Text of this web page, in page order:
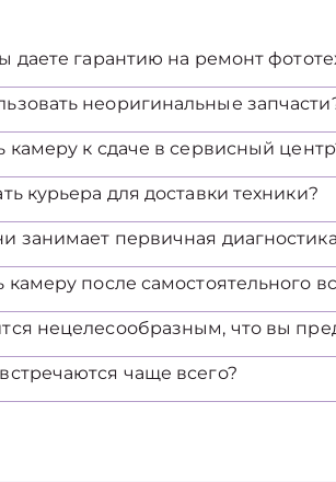
даете гарантию на ремонт
неоригинальные
камеру к сдаче в сервисный
курьера для доставки техники?
занимает первичная
камеру после самостоятельного
нецелесообразным, что вы
чаще всего?